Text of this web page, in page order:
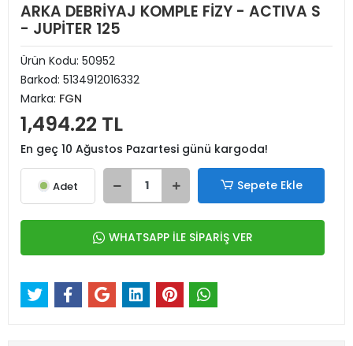
ARKA DEBRİYAJ KOMPLE FİZY - ACTIVA S
- JUPİTER 125
Ürün Kodu: 50952
Barkod: 5134912016332
Marka: FGN
1,494.22 TL
En geç 10 Ağustos Pazartesi günü kargoda!
Adet Sepete Ekle
WHATSAPP İLE SİPARİŞ VER